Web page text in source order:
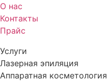
О нас
Контакты
Прайс
Услуги
Лазерная эпиляция
Аппаратная косметология